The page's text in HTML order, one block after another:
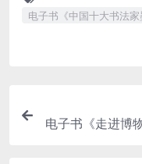
电子书《中国十大书法
电子书《走进博